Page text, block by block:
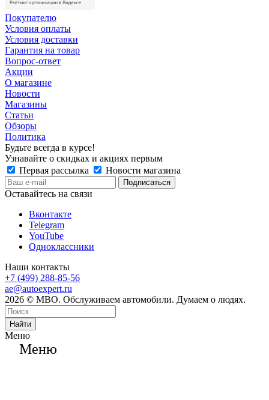
Покупателю
Условия оплаты
Условия доставки
Гарантия на товар
Вопрос-ответ
Акции
О магазине
Новости
Магазины
Статьи
Обзоры
Политика
Будьте всегда в курсе!
Узнавайте о скидках и акциях первым
Первая рассылка
Новости магазина
Оставайтесь на связи
Вконтакте
Telegram
YouTube
Одноклассники
Наши контакты
+7 (499) 288-85-56
ae@autoexpert.ru
2026 © МВО. Обслуживаем автомобили. Думаем о людях.
Найти
Меню
Меню